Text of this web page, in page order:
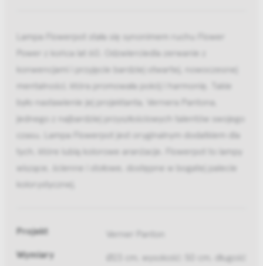
Lampa Flowerpot stała się synonimem ruchu Flower
Power z końca lat 60. Odzwierciedla zerwanie z
konwencjami i przyjęcie bardziej otwartej, nowoczesnej
mentalności, która promowała pokój i harmonię. Takie
było nastawienie jej projektanta, Vernera Pantona,
jednego z najbardziej przyszłościowych talentów swojego
czasu. Lampa Flowerpot jest oryginalnym dodatkiem dla
tych, które lubią kolorowe aranżacje. Flowerpot to lampy
wiszące, ścienne i stołowe, dostępne w bogatej palecie
kolorystycznej.
Projekt Verner Panton
Wymiary
Ø23 cm, wysokość: 50 cm, długość